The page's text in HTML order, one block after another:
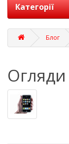
Категорії
Блог
Огляди